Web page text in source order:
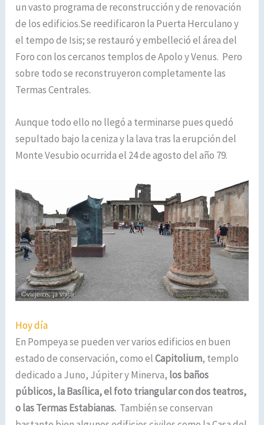
un vasto programa de reconstrucción y de renovación
de los edificios.Se reedificaron la Puerta Herculano y
el tempo de Isis; se restauró y embelleció el área del
Foro con los cercanos templos de Apolo y Venus. Pero
sobre todo se reconstruyeron completamente las
Termas Centrales.
Aunque todo ello no llegó a terminarse pues quedó
sepultado bajo la ceniza y la lava tras la erupción del
Monte Vesubio ocurrida el 24 de agosto del año 79.
Hoy día
En Pompeya se pueden ver varios edificios en buen
estado de conservación, como elCapitolium, templo
dedicado a Juno, Júpiter y Minerva, los baños
públicos, la Basílica, el foto triangular con dos teatros,
o las Termas Estabianas. También se conservan